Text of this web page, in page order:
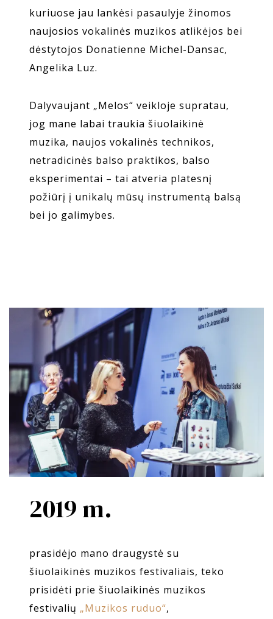
kuriuose jau lankėsi pasaulyje žinomos
naujosios vokalinės muzikos atlikėjos bei
dėstytojos Donatienne Michel-Dansac,
Angelika Luz.
Dalyvaujant „Melos“ veikloje supratau,
jog mane labai traukia šiuolaikinė
muzika, naujos vokalinės technikos,
netradicinės balso praktikos, balso
eksperimentai – tai atveria platesnį
požiūrį į unikalų mūsų instrumentą balsą
bei jo galimybes.
2019 m.
prasidėjo mano draugystė su
šiuolaikinės muzikos festivaliais, teko
prisidėti prie šiuolaikinės muzikos
festivalių „Muzikos ruduo“,